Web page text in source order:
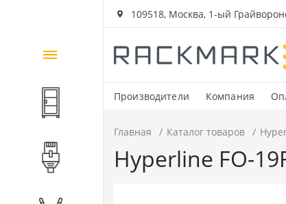
109518, Москва, 1-ый
Производители Компания
Каталог
товаров
Шкафы и стойки
Компоненты СКС
Главная Каталог товаров
Hyperline FO-